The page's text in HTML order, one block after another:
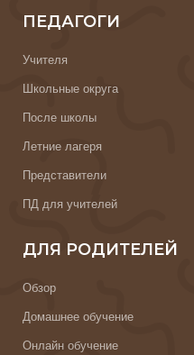
ПЕДАГОГИ
Учителя
Школьные округа
После школы
Летние лагеря
Представители
ПД для учителей
ДЛЯ РОДИТЕЛЕЙ
Обзор
Домашнее обучение
Онлайн обучение